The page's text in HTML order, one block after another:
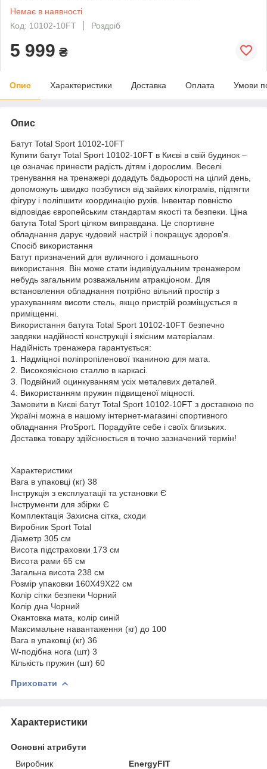
Немає в наявності
Код: 10102-10FT
Роздріб
5 999 ₴
Опис Характеристики Доставка Оплата Умови
Опис
Батут Total Sport 10102-10FT
Купити батут Total Sport 10102-10FT в Києві в свій будинок –
це означає принести радість дітям і дорослим. Веселі
тренування на тренажері додадуть бадьорості на цілий день,
допоможуть швидко позбутися від зайвих кілограмів, підтягти
фігуру і поліпшити координацію рухів. Інвентар повністю
відповідає європейським стандартам якості та безпеки. Ціна
батута Total Sport цілком виправдана. Це спортивне
обладнання дарує чудовий настрій і покращує здоров'я.
Спосіб використання
Батут призначений для вуличного і домашнього
використання. Він може стати індивідуальним тренажером
небудь загальним розважальним атракціоном. Для
встановлення обладнання потрібно вільний простір з
урахуванням висоти стель, якщо пристрій розміщується в
приміщенні.
Використання батута Total Sport 10102-10FT безпечно
завдяки надійності конструкції і якісним матеріалам.
Надійність тренажера гарантується:
1. Надміцної поліпропіленової тканиною для мата.
2. Високоякісною сталлю в каркасі.
3. Подвійний оцинкуванням усіх металевих деталей.
4. Використанням пружин підвищеної міцності.
Замовити в Києві батут Total Sport 10102-10FT з доставкою по
Україні можна в нашому інтернет-магазині спортивного
обладнання ProSport. Порадуйте себе і своїх близьких.
Доставка товару здійснюється в точно зазначений термін!
Характеристики
Вага в упаковці (кг) 38
Інструкція з експлуатації та установки Є
Інструменти для збірки Є
Комплектація Захисна сітка, сходи
Виробник Sport Total
Діаметр 305 см
Висота підстраховки 173 см
Висота рами 65 см
Загальна висота 238 см
Розмір упаковки 160X49X22 см
Колір сітки безпеки Чорний
Колір дна Чорний
Окантовка мата, колір синій
Максимальне навантаження (кг) до 100
Вага в упаковці (кг) 36
W-подібна нога (шт) 3
Кількість пружин (шт) 60
Приховати
Характеристики
Основні атрибути
Виробник
EnergyFIT